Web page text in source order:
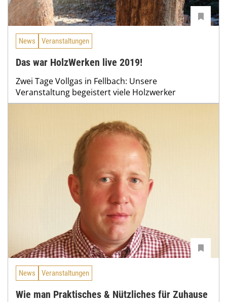
News Veranstaltungen
Das war HolzWerken live 2019!
Zwei Tage Vollgas in Fellbach: Unsere
Veranstaltung begeistert viele Holzwerker
News Veranstaltungen
Wie man Praktisches & Nützliches für Zuhause